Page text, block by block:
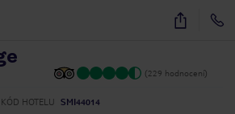
15
(229 hodnocení)
KÓD HOTELU
SMI44014